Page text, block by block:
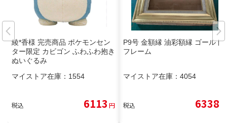
綾*香様 完売商品 ポケモンセン
ター限定 カビゴン ふわふわ抱き
ぬいぐるみ
マイストア在庫： 1554
税込 6113 円
P9号 金額縁 油彩額縁 ゴールド
フレーム
マイストア在庫： 4054
税込 6338